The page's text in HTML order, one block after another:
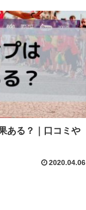
ある？｜口コミや
2020.04.06